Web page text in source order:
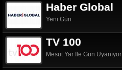
Haber Global
Yeni Gün
TV 100
Mesut Yar Ile Gün Uyanıyor